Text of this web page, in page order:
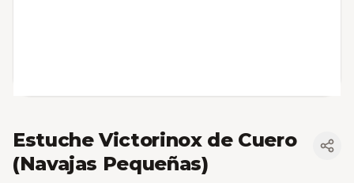
Estuche Victorinox de Cuero
(Navajas Pequeñas)